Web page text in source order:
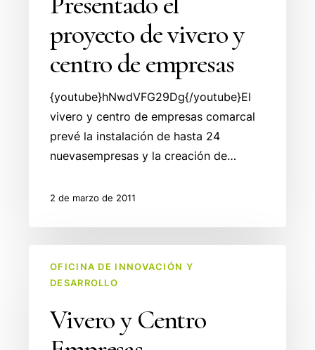
proyecto de vivero y
centro de empresas
{youtube}hNwdVFG29Dg{/youtube}El
vivero y centro de empresas comarcal
prevé la instalación de hasta 24
nuevasempresas y la creación de…
2 de marzo de 2011
Empresas
OFICINA DE INNOVACIÓN Y
DESARROLLO
Vivero y Centro